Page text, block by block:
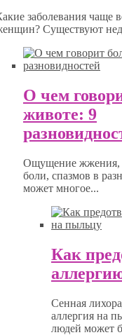
заболевания чаще
Существуют
О чем
животе: 9
Ощущение жжения,
боли, спазмов в
может многое...
Как
Сенная
аллергия на
людей может